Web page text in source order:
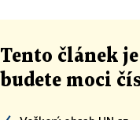
Tento článek je
budete moci